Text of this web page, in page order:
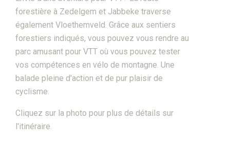
forestière à Zedelgem et Jabbeke traverse
également Vloethemveld. Grâce aux sentiers
forestiers indiqués, vous pouvez vous rendre au
parc amusant pour VTT où vous pouvez tester
vos compétences en vélo de montagne. Une
balade pleine d'action et de pur plaisir de
cyclisme.
Cliquez sur la photo pour plus de détails sur
l'itinéraire.